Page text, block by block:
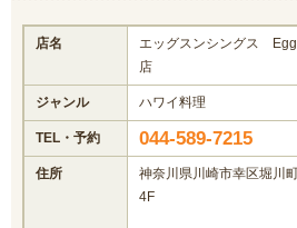
店名
エッグスンシングス
店
ジャンル ハワイ料理
TEL・予約 044-589-7215
住所
神奈川県川崎市幸区堀川
4F